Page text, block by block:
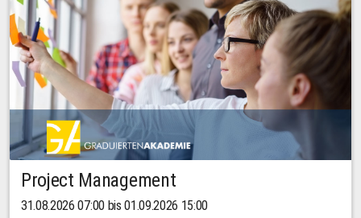
Project Management
31.08.2026 07:00 bis 01.09.2026 15:00